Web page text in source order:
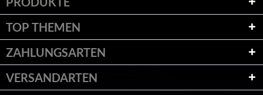
TOP THEMEN
ZAHLUNGSARTEN
VERSANDARTEN